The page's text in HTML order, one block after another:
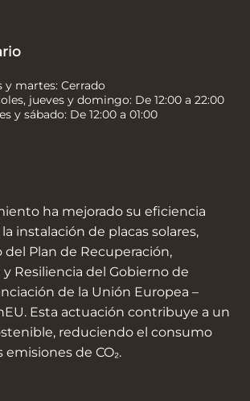
y martes: Cerrado
jueves y domingo: De 12:00 a 22:00
y sábado: De 12:00 a 01:00
ha mejorado su eficiencia
instalación de placas solares,
del Plan de Recuperación,
Resiliencia del Gobierno de
de la Unión Europea –
Esta actuación contribuye a un
reduciendo el consumo
de CO₂.